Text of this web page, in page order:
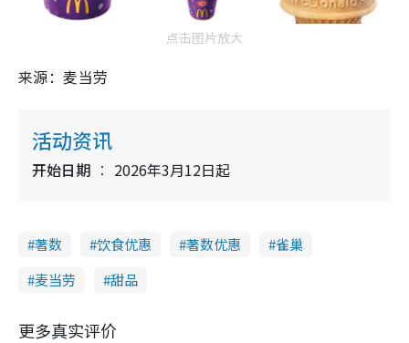
点击图片放大
来源：麦当劳
活动资讯
开始日期 2026年3月12日起
著数 饮食优惠 著数优惠
雀巢
麦当劳
甜品
更多真实评价